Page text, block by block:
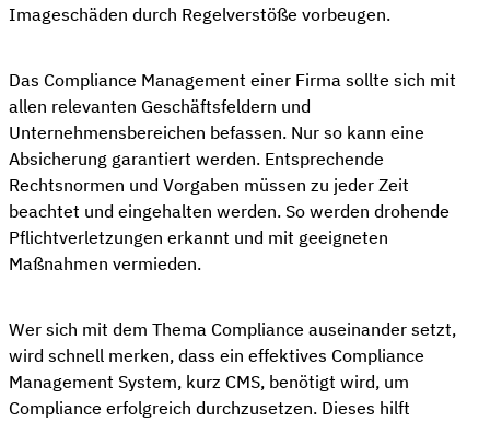
Imageschäden durch Regelverstöße vorbeugen.
Das Compliance Management einer Firma sollte sich mit
allen relevanten Geschäftsfeldern und
Unternehmensbereichen befassen. Nur so kann eine
Absicherung garantiert werden. Entsprechende
Rechtsnormen und Vorgaben müssen zu jeder Zeit
beachtet und eingehalten werden. So werden drohende
Pflichtverletzungen erkannt und mit geeigneten
Maßnahmen vermieden.
Wer sich mit dem Thema Compliance auseinander setzt,
wird schnell merken, dass ein effektives Compliance
Management System, kurz CMS, benötigt wird, um
Compliance erfolgreich durchzusetzen. Dieses hilft